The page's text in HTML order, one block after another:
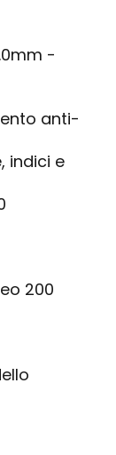
-
anti-
indici e
200